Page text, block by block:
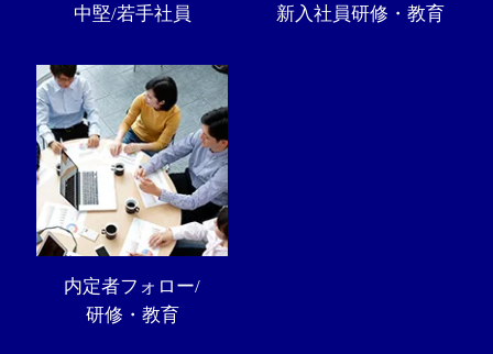
中堅/若手社員 新入社員研修・教育
内定者フォロー/
研修・教育